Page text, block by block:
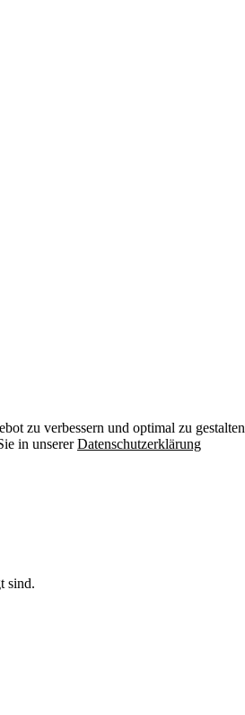
zu verbessern und optimal zu
in unsererDatenschutzerklärung
sind.